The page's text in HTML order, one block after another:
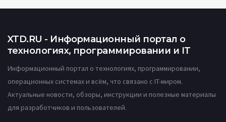
XTD.RU - Информационный портал о
технологиях, программировании и IT
Информационный портал о технологиях, программировании,
операционных системах и всём, что связано с IT-миром.
Актуальные новости, обзоры, инструкции и полезные материалы
для разработчиков и пользователей.